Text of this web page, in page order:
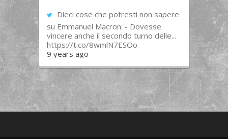
Dieci cose che potresti non sapere
su Emmanuel Macron: - Dovesse
vincere anche il secondo turno delle...
https://t.co/8wmlN7ESOo
9 years ago